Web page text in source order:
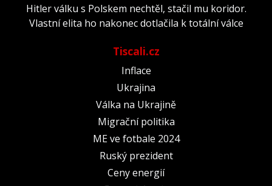
Hitler válku s Polskem nechtěl, stačil mu koridor.
Vlastní elita ho nakonec dotlačila k totální válce
Tiscali.cz
Inflace
Ukrajina
Válka na Ukrajině
Migrační politika
ME ve fotbale 2024
Ruský prezident
Ceny energií